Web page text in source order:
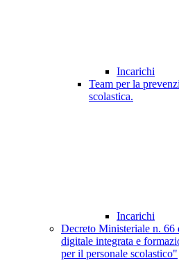
Incarichi
Team per la
scolastica.
Incarichi
Decreto Ministeriale n.
digitale integrata e
per il personale scolastico"